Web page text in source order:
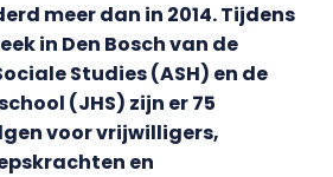
meer dan in 2014. Tijdens
in Den Bosch van de
Studies (ASH) en de
(JHS) zijn er 75
voor vrijwilligers,
en